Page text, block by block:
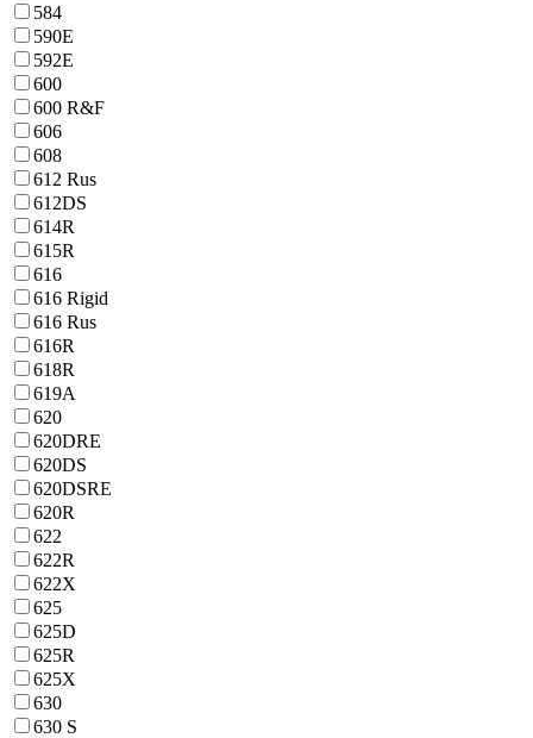
584
590E
592E
600
600 R&F
606
608
612 Rus
612DS
614R
615R
616
616 Rigid
616 Rus
616R
618R
619A
620
620DRE
620DS
620DSRE
620R
622
622R
622X
625
625D
625R
625X
630
630 S